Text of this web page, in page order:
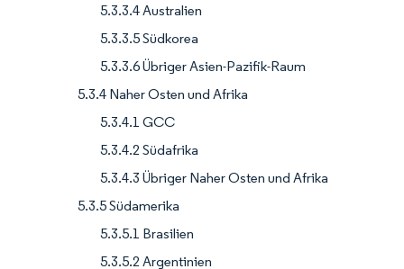
5.3.3.4 Australien
5.3.3.5 Südkorea
5.3.3.6 Übriger Asien-Pazifik-Raum
5.3.4 Naher Osten und Afrika
5.3.4.1 GCC
5.3.4.2 Südafrika
5.3.4.3 Übriger Naher Osten und Afrika
5.3.5 Südamerika
5.3.5.1 Brasilien
5.3.5.2 Argentinien